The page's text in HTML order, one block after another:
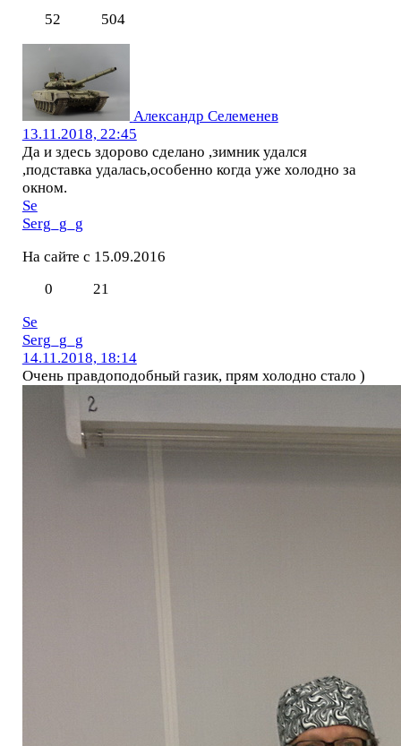
52 504
Александр Селеменев
13.11.2018, 22:45
Да и здесь здорово сделано ,зимник удался
,подставка удалась,особенно когда уже холодно за
окном.
Se
Serg_g_g
На сайте с 15.09.2016
0
21
Se
Serg_g_g
14.11.2018, 18:14
Очень правдоподобный газик, прям холодно стало )